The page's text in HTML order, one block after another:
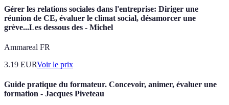
Gérer les relations sociales dans l'entreprise: Diriger une
réunion de CE, évaluer le climat social, désamorcer une
grève...Les dessous des - Michel
Ammareal FR
3.19 EURVoir le prix
Guide pratique du formateur. Concevoir, animer, évaluer une
formation - Jacques Piveteau